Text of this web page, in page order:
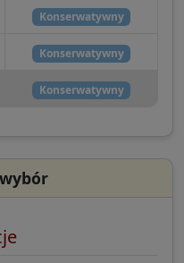
Konserwatywny
Konserwatywny
Konserwatywny